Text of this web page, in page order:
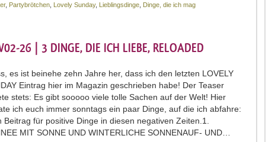
, Partybrötchen Lovely Sunday, Lieblingsdinge Dinge, die ich mag
26 | 3 DINGE, DIE ICH LIEBE, RELOADED
es ist beinehe zehn Jahre her, dass ich den letzten LOVELY
Eintrag hier im Magazin geschrieben habe! Der Teaser
stets: Es gibt sooooo viele tolle Sachen auf der Welt! Hier
ich euch immer sonntags ein paar Dinge, auf die ich abfahre:
Beitrag für positive Dinge in diesen negativen Zeiten. ​ 1.
MIT SONNE UND WINTERLICHE SONNENAUF- UND…